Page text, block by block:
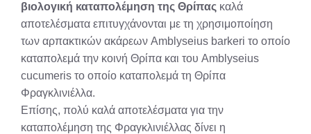
βιολογική καταπολέμηση της Θρίπας καλά
αποτελέσματα επιτυγχάνονται με τη χρησιμοποίηση
των αρπακτικών ακάρεων Amblyseius barkeri το οποίο
καταπολεμά την κοινή Θρίπα και του Amblyseius
cucumeris το οποίο καταπολεμά τη Θρίπα
Φραγκλινιέλλα.
Επίσης, πολύ καλά αποτελέσματα για την
καταπολέμηση της Φραγκλινιέλλας δίνει η